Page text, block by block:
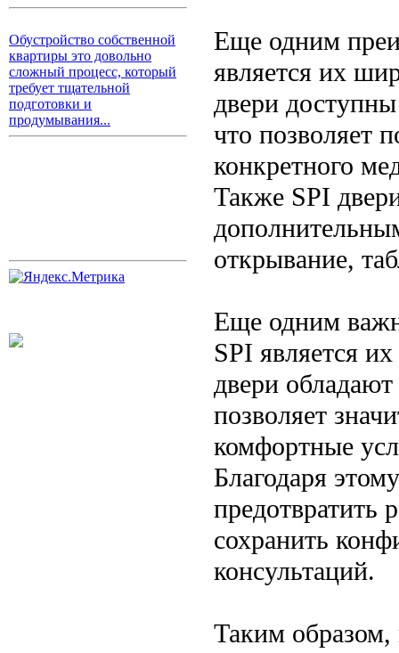
Обустройство собственной
квартиры это довольно
сложный процесс, который
требует тщательной
подготовки и
продумывания...
Еще одним
является их
двери
что позволяет
конкретного
Также SPI
открывание,
Еще одним
SPI является
двери
позволяет
комфортные
Благодаря
предотвратить
сохранить
консультаций.
Таким образом,